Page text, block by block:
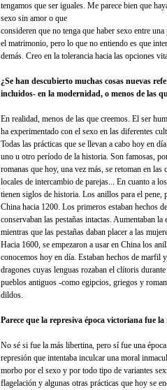
tengamos que ser iguales. Me parece bien que
sexo sin amor o que
consideren que no tenga que haber sexo entre
el matrimonio, pero lo que no entiendo es que
demás. Creo en la tolerancia hacia las opciones
¿Se han descubierto muchas cosas nuevas
incluidos- en la modernidad, o menos de las
En realidad, menos de las que creemos. El ser
ha experimentado con el sexo en las diferentes
Todas las prácticas que se llevan a cabo hoy en
uno u otro período de la historia. Son famosas,
romanas que hoy, una vez más, se retoman en las
locales de intercambio de parejas... En cuanto a
tienen siglos de historia. Los anillos para el pene,
China hacia 1200. Los primeros estaban hechos
conservaban las pestañas intactas. Aumentaban
mientras que las pestañas daban placer a las
Hacia 1600, se empezaron a usar en China los
conocemos hoy en día. Estaban hechos de marfil
dragones cuyas lenguas rozaban el clítoris
pueblos antiguos -como egipcios, griegos y
dildos.
Parece que la represiva época victoriana fue
No sé si fue la más libertina, pero sí fue una
represión que intentaba inculcar una moral
morbo por el sexo y por todo tipo de variantes
flagelación y algunas otras prácticas que hoy se